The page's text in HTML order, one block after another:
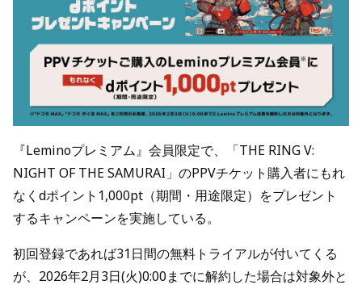
『Leminoプレミアム』会員限定で、「THE RING V:
NIGHT OF THE SAMURAI」のPPVチケット購入者にもれ
なくdポイント1,000pt（期間・用途限定）をプレゼント
するキャンペーンを実施している。
初回登録であれば31日間の無料トライアルが付いてくる
が、2026年2月3日(火)0:00までに解約した場合は対象外と